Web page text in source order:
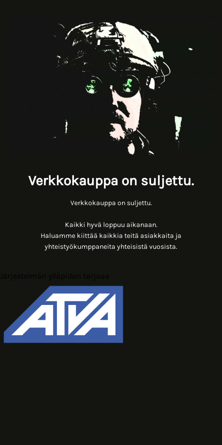
Verkkokauppa on suljettu.
Verkkokauppa on suljettu.
Kaikki hyvä loppuu aikanaan.
Haluamme kiittää kaikkia teitä asiakkaita ja
yhteistyökumppaneita yhteisistä vuosista.